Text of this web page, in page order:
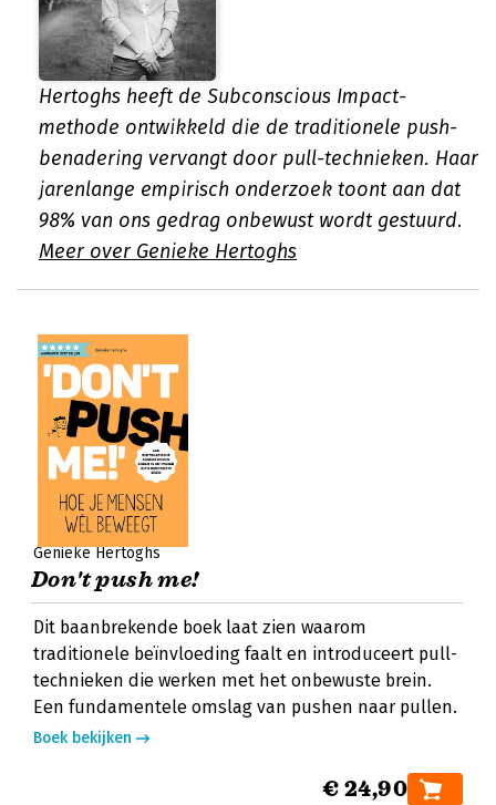
Hertoghs heeft de Subconscious Impact-
methode ontwikkeld die de traditionele push-
benadering vervangt door pull-technieken. Haar
jarenlange empirisch onderzoek toont aan dat
98% van ons gedrag onbewust wordt gestuurd.
Meer over Genieke Hertoghs
Genieke Hertoghs
Don't push me!
Dit baanbrekende boek laat zien waarom
traditionele beïnvloeding faalt en introduceert pull-
technieken die werken met het onbewuste brein.
Een fundamentele omslag van pushen naar pullen.
Boek bekijken
€ 24,90